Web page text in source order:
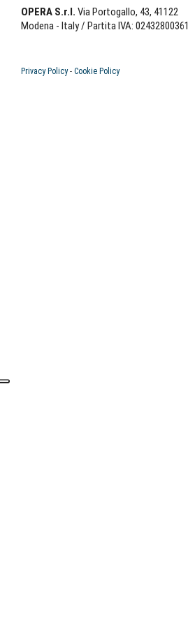
OPERA S.r.l. Via Portogallo, 43, 41122
Modena - Italy/ Partita IVA: 02432800361
Privacy Policy- Cookie Policy